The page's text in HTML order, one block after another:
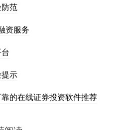
范
资服务
示
的在线证券投资软件推荐